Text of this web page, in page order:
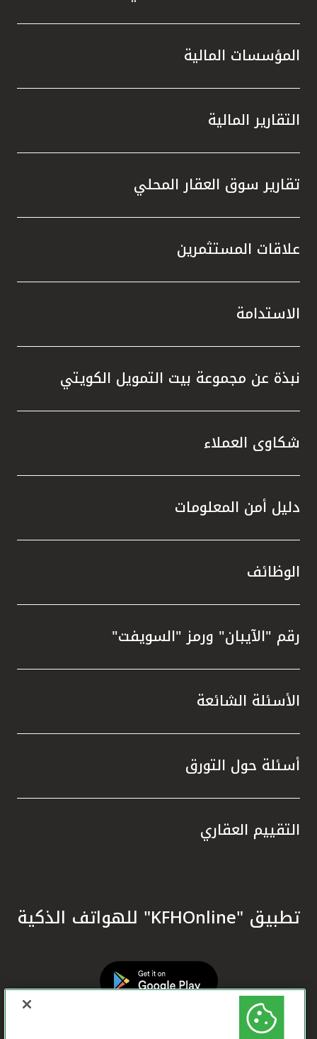
المؤسسات المالية
التقارير المالية
تقارير سوق العقار المحلي
علاقات المستثمرين
الاستدامة
نبذة عن مجموعة بيت التمويل الكويتي
شكاوى العملاء
دليل أمن المعلومات
الوظائف
رقم "الآيبان" ورمز "السويفت"
الأسئلة الشائعة
أسئلة حول التورق
التقييم العقاري
تطبيق "KFHOnline" للهواتف الذكية